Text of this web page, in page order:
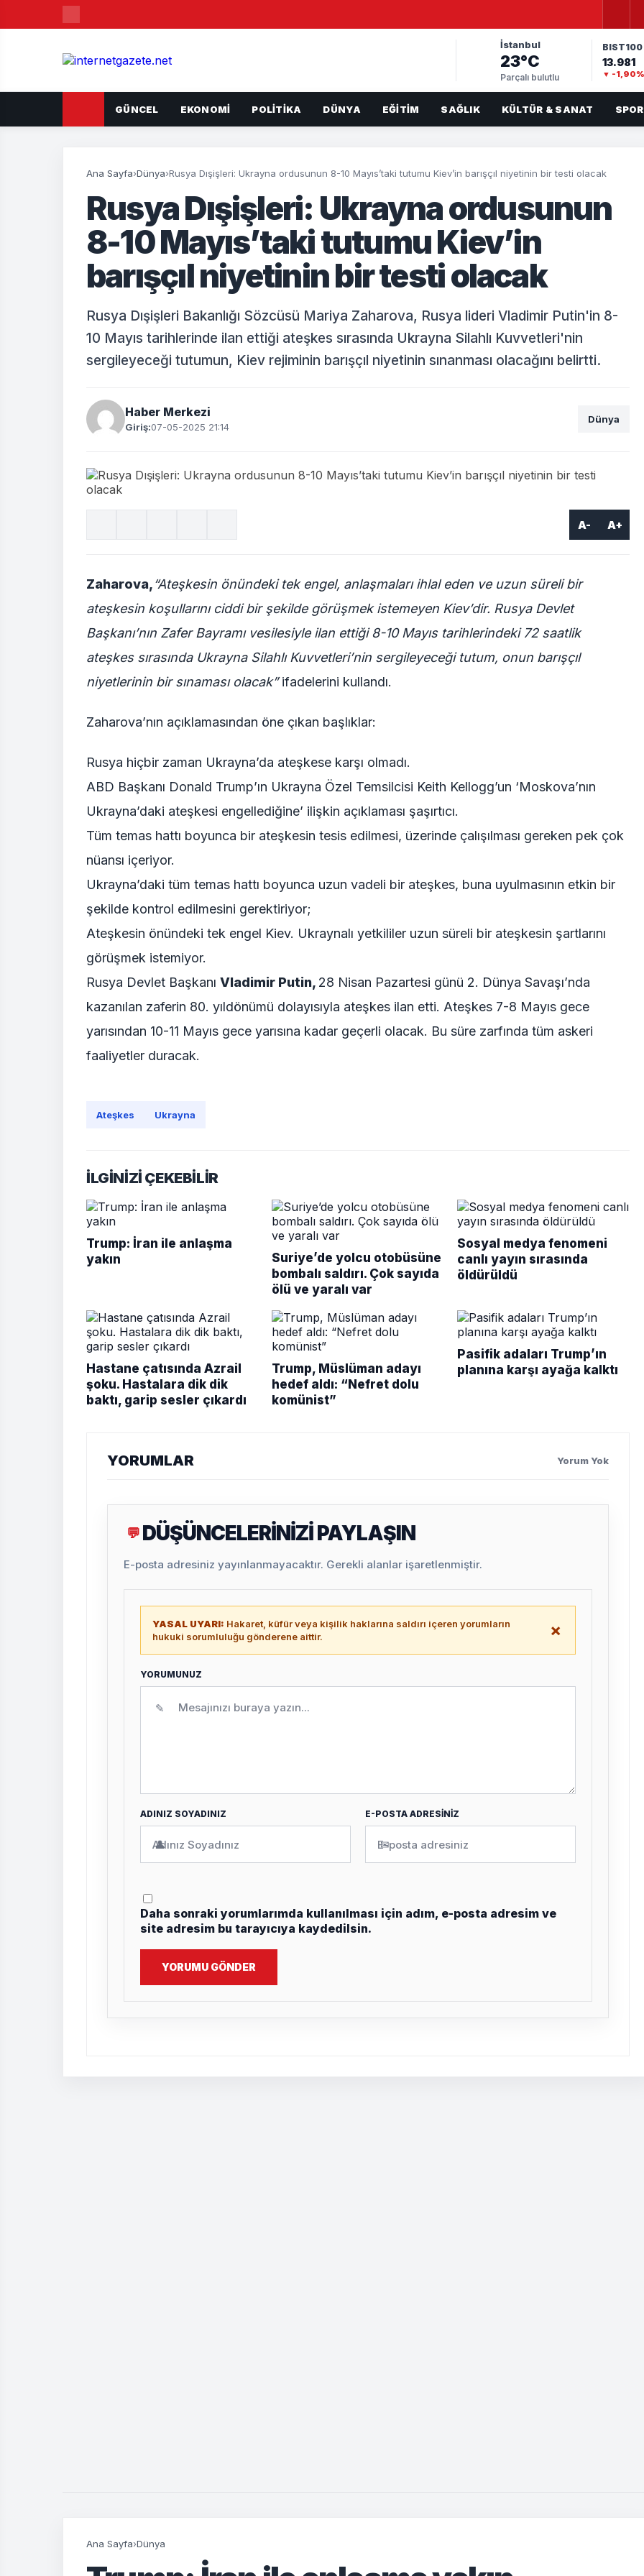
İstanbul
23°C
Parçalı bulutlu
BIST100
13.981
▼ -1,90%
GÜNCEL EKONOMI POLITIKA DÜNYA EĞITIM SAĞLIK KÜLTÜR & SANAT SPOR
Ana Sayfa›Dünya›Rusya Dışişleri: Ukrayna ordusunun 8-10 Mayıs’taki tutumu Kiev’in barışçıl niyetinin bir testi olacak
Rusya Dışişleri: Ukrayna ordusunun
8-10 Mayıs’taki tutumu Kiev’in
barışçıl niyetinin bir testi olacak
Rusya Dışişleri Bakanlığı Sözcüsü Mariya Zaharova, Rusya lideri Vladimir Putin'in 8-
10 Mayıs tarihlerinde ilan ettiği ateşkes sırasında Ukrayna Silahlı Kuvvetleri'nin
sergileyeceği tutumun, Kiev rejiminin barışçıl niyetinin sınanması olacağını belirtti.
Haber Merkezi
Giriş:07-05-2025 21:14
Dünya
A- A+
Zaharova,“Ateşkesin önündeki tek engel, anlaşmaları ihlal eden ve uzun süreli bir
ateşkesin koşullarını ciddi bir şekilde görüşmek istemeyen Kiev’dir. Rusya Devlet
Başkanı’nın Zafer Bayramı vesilesiyle ilan ettiği 8-10 Mayıs tarihlerindeki 72 saatlik
ateşkes sırasında Ukrayna Silahlı Kuvvetleri’nin sergileyeceği tutum, onun barışçıl
niyetlerinin bir sınaması olacak”ifadelerini kullandı.
Zaharova’nın açıklamasından öne çıkan başlıklar:
Rusya hiçbir zaman Ukrayna’da ateşkese karşı olmadı.
ABD Başkanı Donald Trump’ın Ukrayna Özel Temsilcisi Keith Kellogg’un ‘Moskova’nın
Ukrayna’daki ateşkesi engellediğine’ ilişkin açıklaması şaşırtıcı.
Tüm temas hattı boyunca bir ateşkesin tesis edilmesi, üzerinde çalışılması gereken pek çok
nüansı içeriyor.
Ukrayna’daki tüm temas hattı boyunca uzun vadeli bir ateşkes, buna uyulmasının etkin bir
şekilde kontrol edilmesini gerektiriyor;
Ateşkesin önündeki tek engel Kiev. Ukraynalı yetkililer uzun süreli bir ateşkesin şartlarını
görüşmek istemiyor.
Rusya Devlet Başkanı Vladimir Putin, 28 Nisan Pazartesi günü 2. Dünya Savaşı’nda
kazanılan zaferin 80. yıldönümü dolayısıyla ateşkes ilan etti. Ateşkes 7-8 Mayıs gece
yarısından 10-11 Mayıs gece yarısına kadar geçerli olacak. Bu süre zarfında tüm askeri
faaliyetler duracak.
Ateşkes Ukrayna
İLGİNİZİ ÇEKEBİLİR
Trump: İran ile anlaşma
yakın
Suriye’de yolcu otobüsüne
bombalı saldırı. Çok sayıda
ölü ve yaralı var
Sosyal medya fenomeni
canlı yayın sırasında
öldürüldü
Hastane çatısında Azrail
şoku. Hastalara dik dik
baktı, garip sesler çıkardı
Trump, Müslüman adayı
hedef aldı: “Nefret dolu
komünist”
Pasifik adaları Trump’ın
planına karşı ayağa kalktı
YORUMLAR Yorum Yok
💬 DÜŞÜNCELERİNİZİ PAYLAŞIN
E-posta adresiniz yayınlanmayacaktır. Gerekli alanlar işaretlenmiştir.
YASAL UYARI: Hakaret, küfür veya kişilik haklarına saldırı içeren yorumların
hukuki sorumluluğu gönderene aittir.
×
YORUMUNUZ
✎
ADINIZ SOYADINIZ
👤
E-POSTA ADRESİNİZ
✉
Daha sonraki yorumlarımda kullanılması için adım, e-posta adresim ve
site adresim bu tarayıcıya kaydedilsin.
YORUMU GÖNDER
Ana Sayfa›Dünya